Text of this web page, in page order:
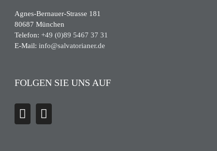
Agnes-Bernauer-Strasse 181
80687 München
Telefon: +49 (0)89 5467 37 31
E-Mail: info@salvatorianer.de
FOLGEN SIE UNS AUF